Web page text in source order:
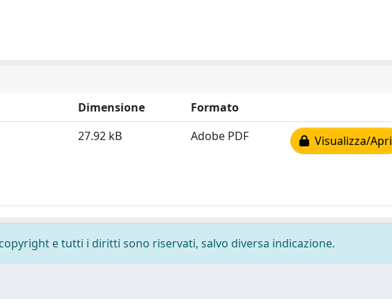
Dimensione
Formato
27.92 kB Adobe PDF Visualizza/Apri
e tutti i diritti sono riservati, salvo diversa indicazione.